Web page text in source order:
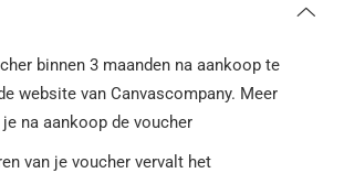
binnen 3 maanden na aankoop te
website van Canvascompany. Meer
na aankoop de voucher
van je voucher vervalt het